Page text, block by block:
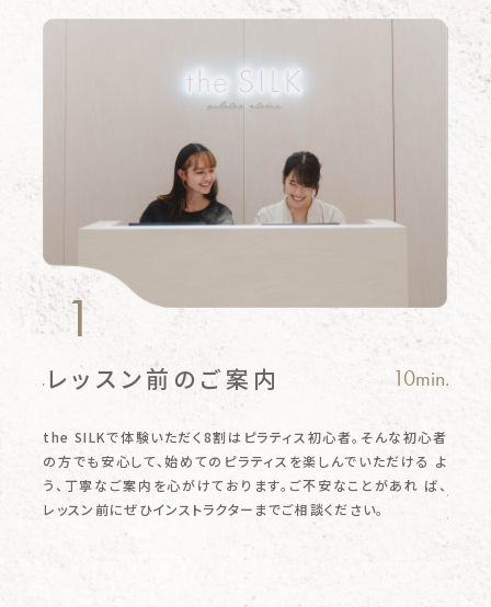
1
レッスン前のご案内 10min.
the SILKで体験いただく8割はピラティス初心者。そんな初心者
の方でも安心して、始めてのピラティスを楽しんでいただける よ
う、丁寧なご案内を心がけております。ご不安なことがあれ ば、
レッスン前にぜひインストラクターまでご相談ください。
付」
せん
気軽